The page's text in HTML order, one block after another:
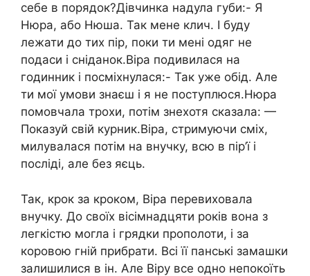
себе в порядок?Дівчинка надула губи:- Я
Нюра, або Нюша. Так мене клич. І буду
лежати до тих пір, поки ти мені одяг не
подаси і сніданок.Віра подивилася на
годинник і посміхнулася:- Так уже обід. Але
ти мої умови знаєш і я не поступлюся.Нюра
помовчала трохи, потім знехотя сказала: —
Показуй свій курник.Віра, стримуючи сміх,
милувалася потім на внучку, всю в пір’ї і
посліді, але без яєць.
Так, крок за кроком, Віра перевиховала
внучку. До своїх вісімнадцяти років вона з
легкістю могла і грядки прополоти, і за
коровою гній прибрати. Всі її панські замашки
залишилися в ін. Але Віру все одно непокоїть